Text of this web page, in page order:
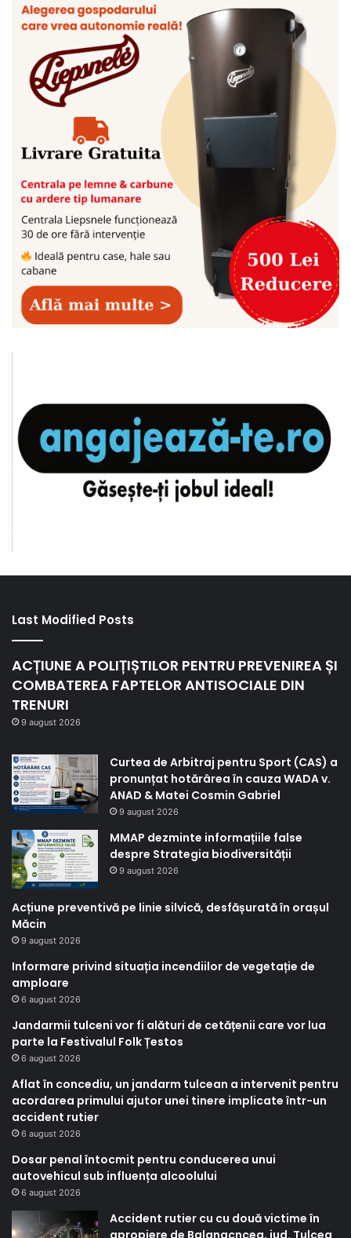
Last Modified Posts
ACȚIUNE A POLIȚIȘTILOR PENTRU PREVENIREA ȘI
COMBATEREA FAPTELOR ANTISOCIALE DIN
TRENURI
9 august 2026
Curtea de Arbitraj pentru Sport (CAS) a
pronunțat hotărârea în cauza WADA v.
ANAD & Matei Cosmin Gabriel
9 august 2026
MMAP dezminte informațiile false
despre Strategia biodiversității
9 august 2026
Acțiune preventivă pe linie silvică, desfășurată în orașul
Măcin
9 august 2026
Informare privind situația incendiilor de vegetație de
amploare
6 august 2026
Jandarmii tulceni vor fi alături de cetățenii care vor lua
parte la Festivalul Folk Țestos
6 august 2026
Aflat în concediu, un jandarm tulcean a intervenit pentru
acordarea primului ajutor unei tinere implicate într-un
accident rutier
6 august 2026
Dosar penal întocmit pentru conducerea unui
autovehicul sub influența alcoolului
6 august 2026
Accident rutier cu cu două victime în
apropiere de Balanacncea, jud. Tulcea